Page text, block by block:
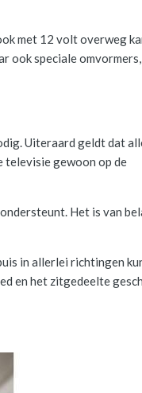
met 12 volt overweg
ook speciale
Uiteraard geldt dat
televisie gewoon op de
Het is van
in allerlei richtingen
en het zitgedeelte